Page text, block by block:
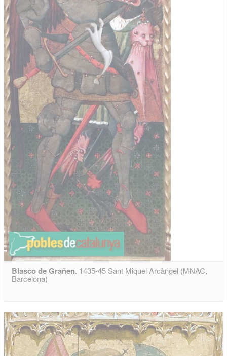
Blasco de Grañen. 1435-45 Sant Miquel Arcàngel (MNAC,
Barcelona)